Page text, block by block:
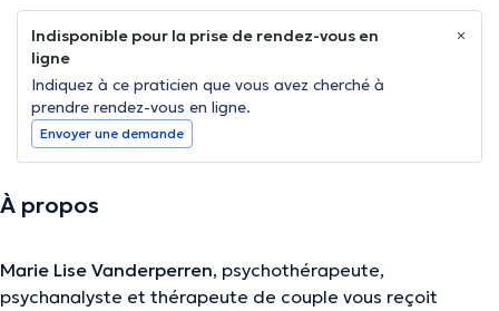
Indisponible pour la prise de rendez-vous en
ligne
Indiquez à ce praticien que vous avez cherché à
prendre rendez-vous en ligne.
Envoyer une demande
À propos
Marie Lise Vanderperren, psychothérapeute,
psychanalyste et thérapeute de couple vous reçoit